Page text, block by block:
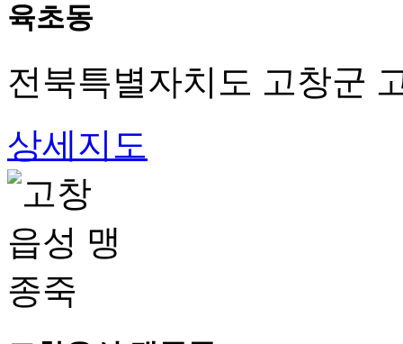
육초동
전북특별자치도 고창군
상세지도